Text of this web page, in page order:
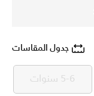
جدول المقاسات
5-6 سنوات 5-6 سنوات